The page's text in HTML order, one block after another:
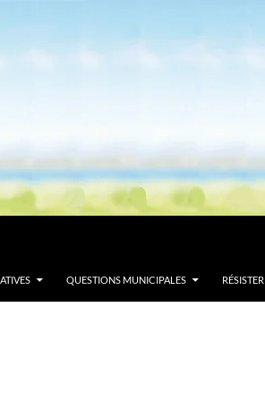
QUESTIONS MUNICIPALES RÉSISTER